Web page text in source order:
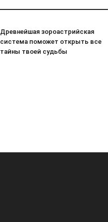
Древнейшая зороастрийская
система поможет открыть все
тайны твоей судьбы